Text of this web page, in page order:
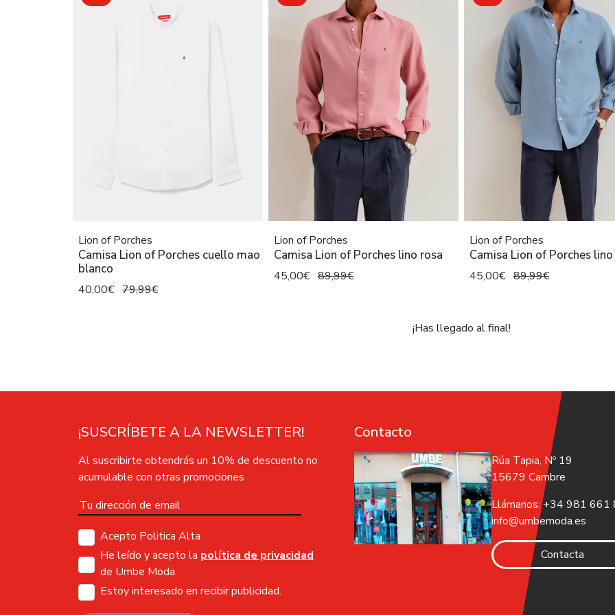
Lion of Porches
Camisa Lion of Porches cuello mao
blanco
40,00€ 79,99€
Lion of Porches
Camisa Lion of Porches lino rosa
45,00€ 89,99€
Lion of Porches
Camisa Lion of Porches
45,00€ 89,99€
¡Has llegado al final!
¡SUSCRÍBETE A LA NEWSLETTER!
Al suscribirte obtendrás un 10% de descuento no
acumulable con otras promociones
Acepto Politica Alta
He leído y acepto la política de privacidad
de Umbe Moda.
Estoy interesado en recibir publicidad.
Contacto
Rúa Tapia, Nº 19
15679 Cambre
Llámanos: +34 981 661
info@umbemoda.es
Contacta